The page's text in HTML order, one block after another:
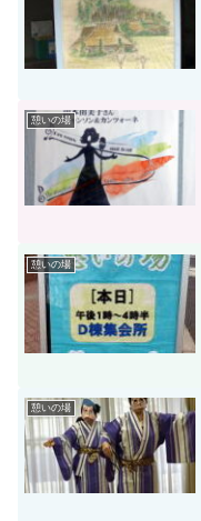
憩いの場
憩いの場
憩いの場